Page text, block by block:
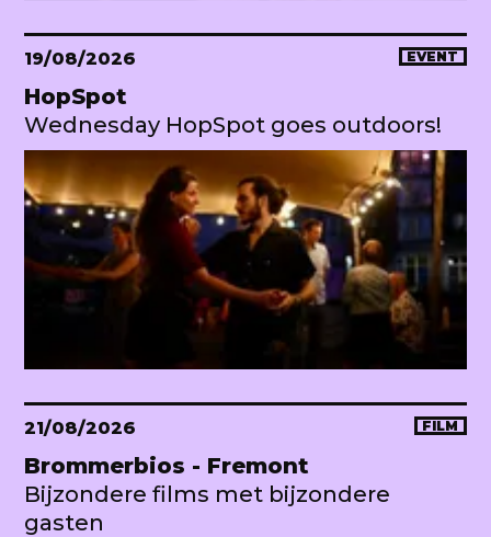
19/08/2026 EVENT
HopSpot
Wednesday HopSpot goes outdoors!
21/08/2026 FILM
Brommerbios - Fremont
Bijzondere films met bijzondere
gasten